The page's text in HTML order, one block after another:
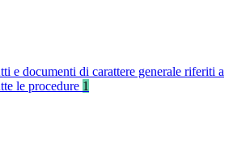
e documenti di carattere generale riferiti a
le procedure 1